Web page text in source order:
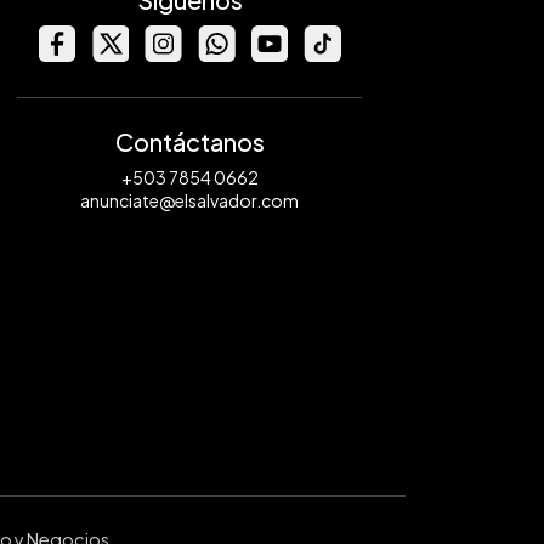
Contáctanos
+503 7854 0662
anunciate@elsalvador.com
y Negocios